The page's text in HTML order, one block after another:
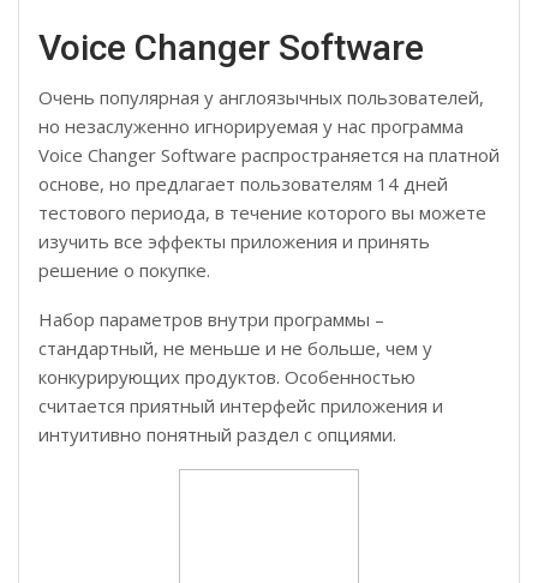
Voice Changer Software
Очень популярная у англоязычных пользователей,
но незаслуженно игнорируемая у нас программа
Voice Changer Software распространяется на платной
основе, но предлагает пользователям 14 дней
тестового периода, в течение которого вы можете
изучить все эффекты приложения и принять
решение о покупке.
Набор параметров внутри программы –
стандартный, не меньше и не больше, чем у
конкурирующих продуктов. Особенностью
считается приятный интерфейс приложения и
интуитивно понятный раздел с опциями.